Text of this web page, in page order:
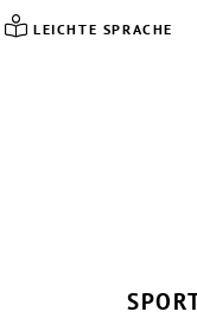
LEICHTE SPRACHE